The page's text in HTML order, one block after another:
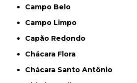
Campo Belo
Campo Limpo
Capão Redondo
Chácara Flora
Chácara Santo Antônio